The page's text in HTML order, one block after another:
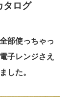
タログ
部使っちゃっ
子レンジさえ
した。